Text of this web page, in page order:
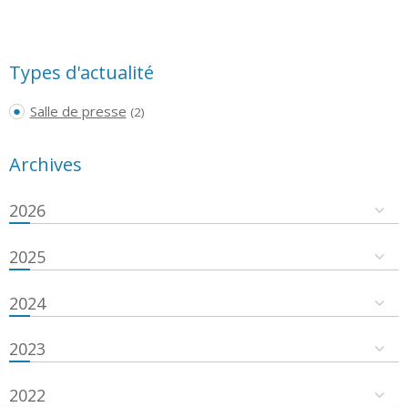
Types d'actualité
Salle de presse (2)
Archives
2026
2025
2024
2023
2022